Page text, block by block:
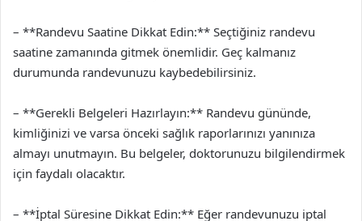
– **Randevu Saatine Dikkat Edin:** Seçtiğiniz randevu
saatine zamanında gitmek önemlidir. Geç kalmanız
durumunda randevunuzu kaybedebilirsiniz.
– **Gerekli Belgeleri Hazırlayın:** Randevu gününde,
kimliğinizi ve varsa önceki sağlık raporlarınızı yanınıza
almayı unutmayın. Bu belgeler, doktorunuzu bilgilendirmek
için faydalı olacaktır.
– **İptal Süresine Dikkat Edin:** Eğer randevunuzu iptal